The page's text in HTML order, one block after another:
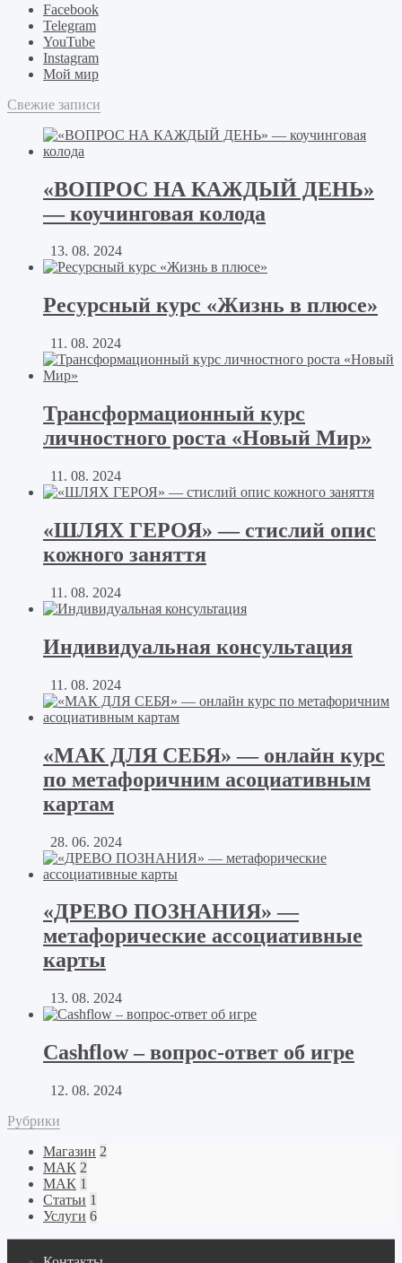
Facebook
Telegram
YouTube
Instagram
Мой мир
Свежие записи
«ВОПРОС НА КАЖДЫЙ ДЕНЬ»
— коучинговая колода
13. 08. 2024
Ресурсный курс «Жизнь в плюсе»
11. 08. 2024
Трансформационный курс
личностного роста «Новый Мир»
11. 08. 2024
«ШЛЯХ ГЕРОЯ» — стислий опис
кожного заняття
11. 08. 2024
Индивидуальная консультация
11. 08. 2024
«МАК ДЛЯ СЕБЯ» — онлайн курс
по метафоричним асоциативным
картам
28. 06. 2024
«ДРЕВО ПОЗНАНИЯ» —
метафорические ассоциативные
карты
13. 08. 2024
Cashflow – вопрос-ответ об игре
12. 08. 2024
Рубрики
Магазин 2
МАК 2
МАК 1
Статьи 1
Услуги 6